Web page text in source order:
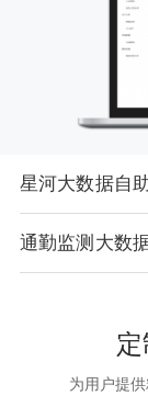
星河大数据自
以DaaS平台的形
通勤监测大数
通勤水平。支持城
为用户提